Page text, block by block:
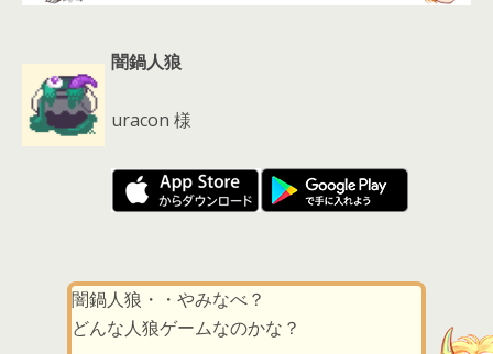
闇鍋人狼
uracon 様
闇鍋人狼・・やみなべ？
どんな人狼ゲームなのかな？